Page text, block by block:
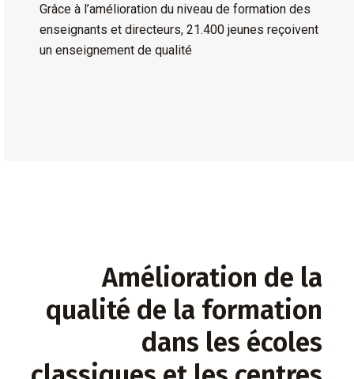
Grâce à l’amélioration du niveau de formation des
enseignants et directeurs, 21.400 jeunes reçoivent
un enseignement de qualité
Amélioration de la
qualité de la formation
dans les écoles